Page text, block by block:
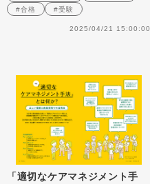
#合格
#受験
2025/04/21 15:00:00
「適切なケアマネジメント手